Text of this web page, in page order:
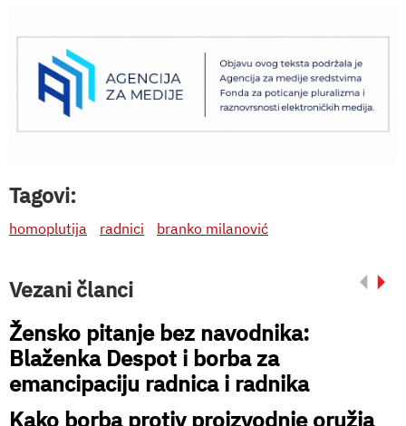
Tagovi:
homoplutija radnici branko milanović
Vezani članci
Žensko pitanje bez navodnika:
Blaženka Despot i borba za
emancipaciju radnica i radnika
Kako borba protiv proizvodnje oružja